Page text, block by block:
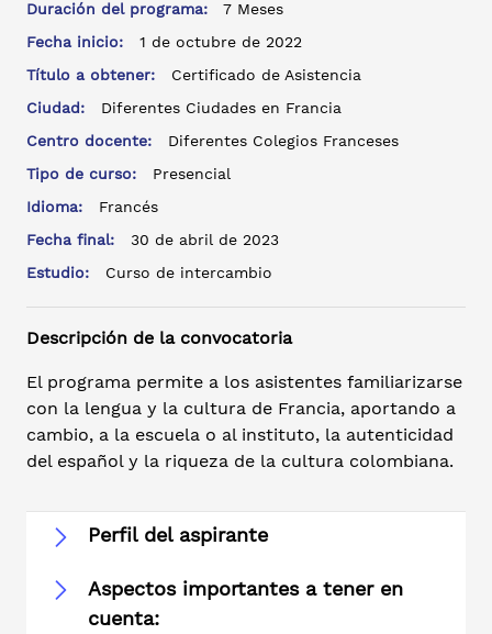
Duración del programa:
7 Meses
Fecha inicio:
1 de octubre de 2022
Título a obtener:
Certificado de Asistencia
Ciudad:
Diferentes Ciudades en Francia
Centro docente:
Diferentes Colegios Franceses
Tipo de curso:
Presencial
Idioma:
Francés
Fecha final:
30 de abril de 2023
Estudio:
Curso de intercambio
Descripción de la convocatoria
El programa permite a los asistentes familiarizarse
con la lengua y la cultura de Francia, aportando a
cambio, a la escuela o al instituto, la autenticidad
del español y la riqueza de la cultura colombiana.
Perfil del aspirante
Aspectos importantes a tener en
cuenta: